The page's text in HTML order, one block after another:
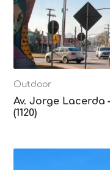
Outdoor
Av. Jorge Lacerda
(1120)